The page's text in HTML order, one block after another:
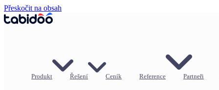
Přeskočit na obsah
Produkt Řešení Ceník Reference Partneři